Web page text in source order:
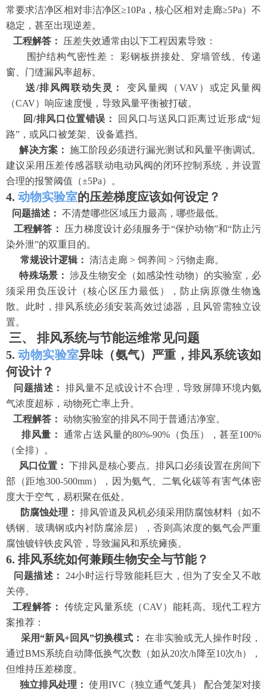
常要求洁净区相对非洁净区≥10Pa，核心区相对走廊≥5Pa）不
稳定，甚至出现逆差。
工程解答：
压差失效通常由以下工程因素导致：
围护结构气密性差：
彩钢板拼接处、穿墙管线、传递
窗、门缝漏风率超标。
送/排风阀联动失灵： 变风量阀（ VAV）或定风量阀
（CAV）响应速度慢，导致风量平衡被打破。
回 /排风口位置错误： 回风口与送风口距离过近形成“短
路”，或风口被笼架、设备遮挡。
解决方案： 施工阶段必须进行漏光测试和风量平衡调试。
建议采用压差传感器联动电动风阀的闭环控制系统，并设置
合理的报警阈值（±5Pa）。
4. 动物实验室的压差梯度应该如何设定？
问题描述： 不清楚哪些区域压力最高，哪些最低。
工程解答：
压力梯度设计必须服务于“保护动物”和“防止污
染外泄”的双重目的。
常规设计逻辑： 清洁走廊 > 饲养间 > 污物走廊。
特殊场景： 涉及生物安全（如感染性动物）的实验室，必
须采用负压设计（核心区压力最低），防止病原微生物逸
散。此时，排风系统必须安装高效过滤器，且风管需独立设
置。
三、 排风系统与节能运维常见问题
5.动物实验室异味（氨气）严重，排风系统该如
何设计？
问题描述：
排风量不足或设计不合理，导致屏障环境内氨
气浓度超标，动物死亡率上升。
工程解答： 动物实验室的排风不同于普通洁净室。
排风量：
通常占送风量的80%-90%（负压），甚至100%
（全排）。
风口位置：
下排风是核心要点。排风口必须设置在房间下
部（距地300-500mm），因为氨气、二氧化碳等有害气体密
度大于空气，易积聚在低处。
防腐蚀处理： 排风管道及风机必须采用防腐蚀材料（如不
锈钢、玻璃钢或内衬防腐涂层），否则高浓度的氨气会严重
腐蚀镀锌铁皮风管，导致漏风和系统瘫痪。
6. 排风系统如何兼顾生物安全与节能？
问题描述：
24小时运行导致能耗巨大，但为了安全又不敢
关停。
工程解答：
传统定风量系统（CAV）能耗高。现代工程方
案推荐：
采用“新风+回风”切换模式：
在非实验或无人操作时段，
通过BMS系统自动降低换气次数（如从20次/h降至10次/h），
但维持压差梯度。
独立排风处理：
使用IVC（独立通气笼具） 配合笼架对接